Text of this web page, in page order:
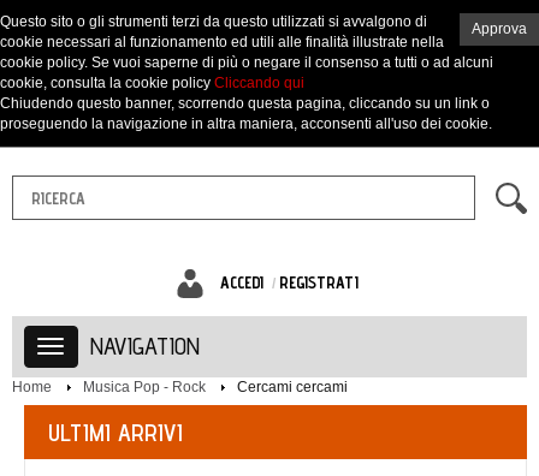
ACCEDI REGISTRATI
NAVIGATION
Home Musica Pop - Rock Cercami cercami
ULTIMI ARRIVI
Approva
Questo sito o gli strumenti terzi da questo utilizzati si avvalgono di
cookie necessari al funzionamento ed utili alle finalità illustrate nella
cookie policy. Se vuoi saperne di più o negare il consenso a tutti o ad alcuni
cookie, consulta la cookie policy Cliccando qui
Chiudendo questo banner, scorrendo questa pagina, cliccando su un link o
proseguendo la navigazione in altra maniera, acconsenti all'uso dei cookie.